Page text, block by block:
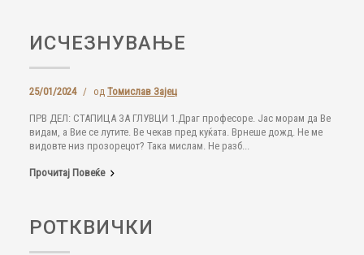
ИСЧЕЗНУВАЊЕ
25/01/2024 / од Томислав Зајец
ПРВ ДЕЛ: СТАПИЦА ЗА ГЛУВЦИ 1.Драг професоре. Јас морам да Ве
видам, а Вие се лутите. Ве чекав пред куќата. Врнеше дожд. Не ме
видовте низ прозорецот? Така мислам. Не разб...
Прочитај Повеќе
РОТКВИЧКИ